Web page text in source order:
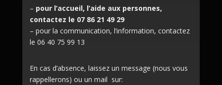
– pour l’accueil, l’aide aux personnes,
contactez le 07 86 21 49 29
– pour la communication, l’information, contactez
le 06 40 75 99 13
En cas d’absence, laissez un message (nous vous
rappellerons) ou un mail sur: